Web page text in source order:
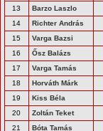
13
Barzo Laszlo
14
Richter András
15
Varga Bazsi
16
Ősz Balázs
17
Varga Tamás
18
Horváth Márk
19
Kiss Béla
20
Zoltán Teket
21
Bóta Tamás